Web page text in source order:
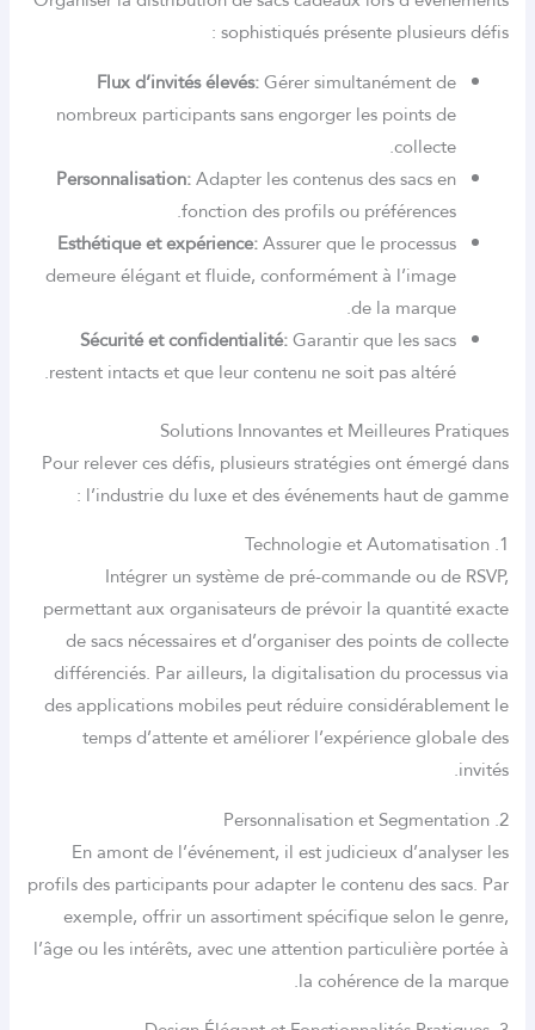
sophistiqués présente
Flux d’invités élevés:Gérer simultanément
nombreux participants sans engorger les points
Personnalisation:Adapter les contenus des sacs
fonction des profils ou
Esthétique et expérience:Assurer que le
demeure élégant et fluide, conformément à
de la
Sécurité et confidentialité:Garantir que les
restent intacts et que leur contenu ne soit pas
Solutions Innovantes et Meilleures
Pour relever ces défis, plusieurs stratégies ont
l’industrie du luxe et des événements haut
Intégrer un système de pré-commande ou
permettant aux organisateurs de prévoir la
de sacs nécessaires et d’organiser des points
différenciés. Par ailleurs, la digitalisation du
des applications mobiles peut réduire
temps d’attente et améliorer l’expérience
En amont de l’événement, il est judicieux
profils des participants pour adapter le contenu des
exemple, offrir un assortiment spécifique
l’âge ou les intérêts, avec une attention
la cohérence de